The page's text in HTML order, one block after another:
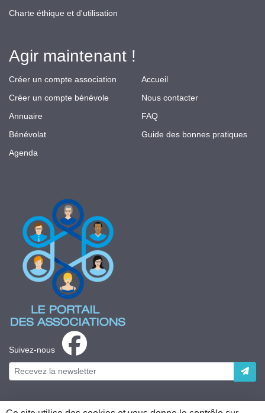
Suivez-nous
Charte éthique et d'utilisation
Agir maintenant !
Créer un compte association
Créer un compte bénévole
Annuaire
Bénévolat
Agenda
Accueil
Nous contacter
FAQ
Guide des bonnes pratiques